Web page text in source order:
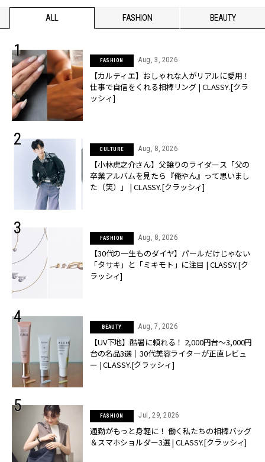
ALL FASHION BEAUTY
FASHION Aug, 3, 2026
【カルティエ】おしゃれな人がリアルに愛用！
仕事で自信をくれる相棒リング | CLASSY.[クラ
ッシィ]
CULTURE Aug, 8, 2026
【小林虎之介さん】父譲りのライダース「父の
卒業アルバムを見たら『俺やん』って思いまし
た（笑）」 | CLASSY.[クラッシィ]
FASHION Aug, 8, 2026
【30代の一生ものダイヤ】パールだけじゃない
「タサキ」と「ミキモト」に注目 | CLASSY.[ク
ラッシィ]
BEAUTY Aug, 7, 2026
【UV下地】酷暑に頼れる！ 2,000円台〜3,000円
台の名品3選｜30代美容ライターが正直レビュ
ー | CLASSY.[クラッシィ]
FASHION Jul, 29, 2026
通勤がもっと身軽に！ 働く私たちの相棒バッグ
＆スマホショルダー3選 | CLASSY.[クラッシィ]